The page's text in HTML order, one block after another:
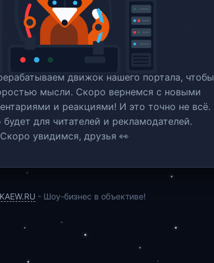
движок нашего портала, чтобы
мысли. Скоро вернемся c новыми
и реакциями! И это точно не всё.
для читателей и рекламодателей.
Скоро увидимся, друзья 👀
- Шоу-бизнес в объективе!